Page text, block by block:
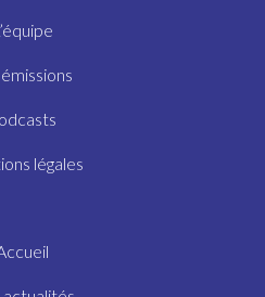
légales